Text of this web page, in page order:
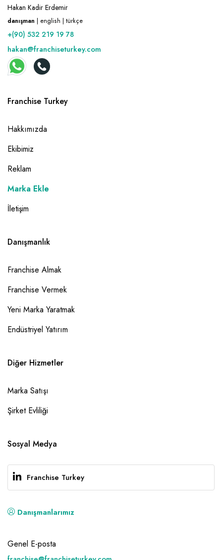
Hakan Kadir Erdemir
danışman | english | türkçe
+(90) 532 219 19 78
hakan@franchiseturkey.com
Franchise Turkey
Hakkımızda
Ekibimiz
Reklam
Marka Ekle
İletişim
Danışmanlık
Franchise Almak
Franchise Vermek
Yeni Marka Yaratmak
Endüstriyel Yatırım
Diğer Hizmetler
Marka Satışı
Şirket Evliliği
Sosyal Medya
Franchise Turkey
Danışmanlarımız
Genel E-posta